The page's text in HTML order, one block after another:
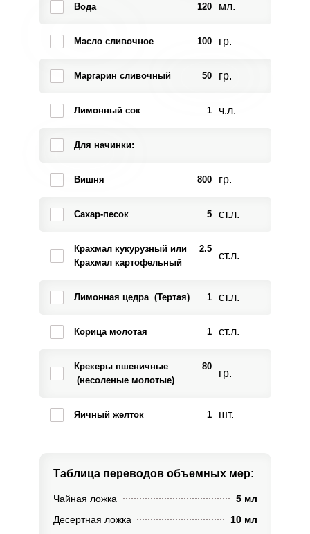
Вода 120 мл.
Масло сливочное 100 гр.
Маргарин сливочный 50 гр.
Лимонный сок 1 ч.л.
Для начинки:
Вишня 800 гр.
Сахар-песок 5 ст.л.
Крахмал кукурузный или
Крахмал картофельный
2.5
ст.л.
Лимонная цедра (Тертая) 1 ст.л.
Корица молотая 1 ст.л.
Крекеры пшеничные
(несоленые молотые)
80
гр.
Яичный желток 1 шт.
Таблица переводов объемных мер:
Чайная ложка
5 мл
Десертная ложка
10 мл